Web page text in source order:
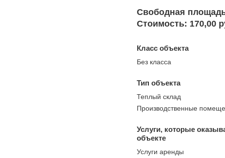
Свободная
Стоимость: 170,00
Класс объекта
Без класса
Тип объекта
Теплый склад
Производственные
Услуги, которые
объекте
Услуги аренды